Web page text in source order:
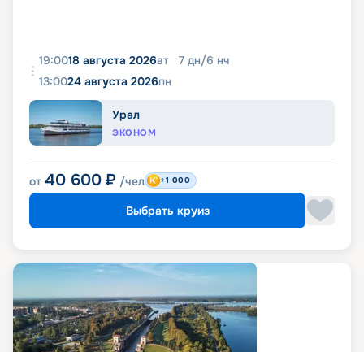
19:0018 августа 2026вт 7 дн/6 нч
13:0024 августа 2026пн
Урал
ЭКОНОМ
от 40 600 ₽ /чел +1 000
Выбрать круиз